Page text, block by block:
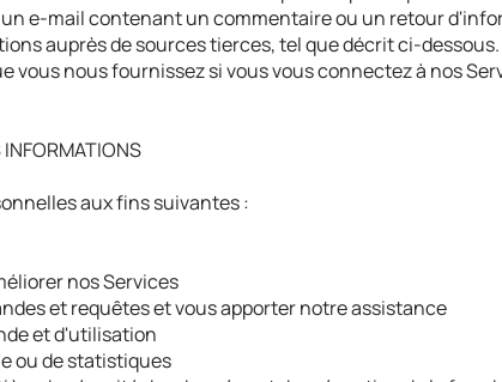
e-mail contenant un commentaire ou un retour
auprès de sources tierces, tel que décrit ci-dessous.
vous nous fournissez si vous vous connectez à nos
aux fins suivantes :
nos Services
et requêtes et vous apporter notre assistance
et d'utilisation
ou de statistiques